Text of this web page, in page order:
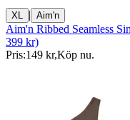
XL | Aim'n
Aim'n Ribbed Seamless
399 kr)
Pris:149 kr,Köp nu.